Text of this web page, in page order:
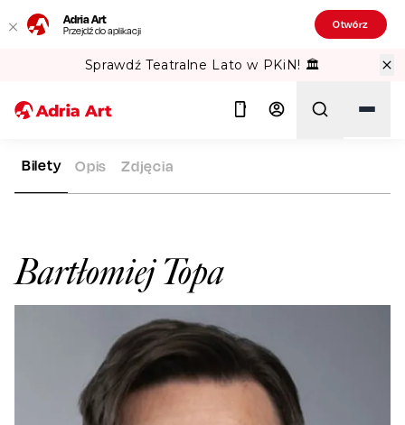
Adria Art
Przejdź do aplikacji Otwórz
Sprawdź Teatralne Lato w PKiN! 🏛️
ADRIA ART ARTYŚCI BARTŁOMIEJ TOPA
Bartłomiej Topa
Bilety Opis Zdjęcia